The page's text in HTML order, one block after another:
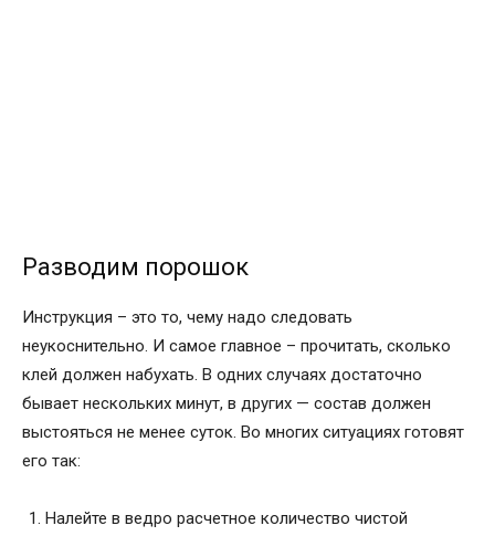
Разводим порошок
Инструкция – это то, чему надо следовать
неукоснительно. И самое главное – прочитать, сколько
клей должен набухать. В одних случаях достаточно
бывает нескольких минут, в других — состав должен
выстояться не менее суток. Во многих ситуациях готовят
его так:
Налейте в ведро расчетное количество чистой